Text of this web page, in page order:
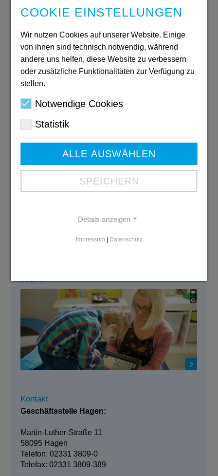
Einrichtungsleiterin Ilona Ladwig-Henning und dem
der Bahnhofsmission Hagen mit an.
Jahresbericht
2024/2025
Download
Ausbildungs-
broschüre 2026
Ruhr
Kontakt
Geschäftsstelle Hagen:
Martin-Luther-Straße 11
58095 Hagen
Telefon: 02331 3809-0
Telefax: 02331 3809-389
COOKIE EINSTELLUNGEN
Wir nutzen Cookies auf unserer Website. Einige
von ihnen sind technisch notwendig, während
andere uns helfen, diese Website zu verbessern
oder zusätzliche Funktionalitäten zur Verfügung zu
stellen.
Notwendige Cookies
Statistik
ALLE AUSWÄHLEN
SPEICHERN
Details anzeigen
Impressum | Datenschutz